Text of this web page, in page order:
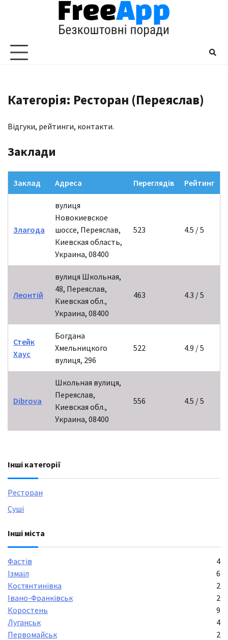
Категорія: Ресторан (Переяслав)
Відгуки, рейтинги, контакти.
Заклади
Заклад Адреса Переглядів Рейтинг
Злагода
вулиця
Новокиевское
шоссе, Переяслав,
Киевская область,
Украина, 08400
523 4.5 / 5
Леонтій
вулиця Школьная,
48, Переяслав,
Киевская обл.,
Украина, 08400
463 4.3 / 5
Стейк
Хаус
Богдана
Хмельницкого
вулиця, 296
522 4.9 / 5
Dibrova
Школьная вулиця,
Переяслав,
Киевская обл.,
Украина, 08400
556 4.5 / 5
Інші категорії
Ресторан
Суші
Інші міста
Фастів
4
Ізмаїл
6
Костянтинівка
2
Івано-Франківськ
2
Коростень
9
Луганськ
4
Первомайськ
2